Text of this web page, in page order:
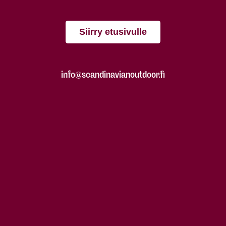
Siirry etusivulle
info@scandinavianoutdoor.fi